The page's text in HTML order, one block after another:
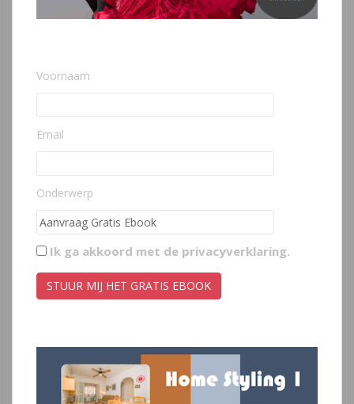
Voornaam
Email
Onderwerp
Ik ga akkoord met de privacyverklaring.